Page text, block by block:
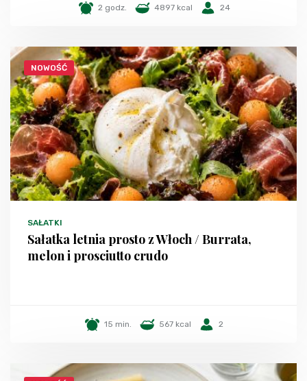
2 godz. 4897 kcal 24
NOWOŚĆ
SAŁATKI
Sałatka letnia prosto z Włoch / Burrata,
melon i prosciutto crudo
15 min. 567 kcal 2